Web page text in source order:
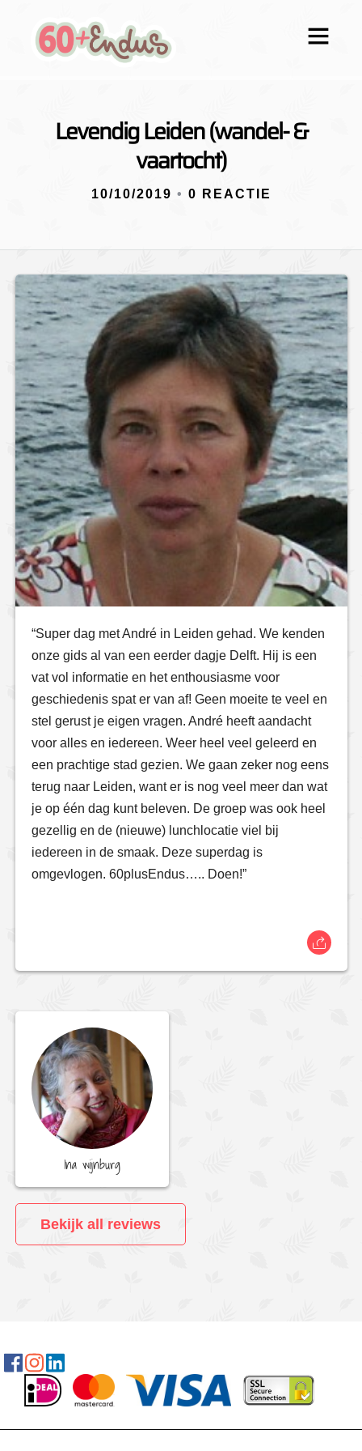
Levendig Leiden (wandel- &
vaartocht)
10/10/2019 • 0 REACTIE
“Super dag met André in Leiden gehad. We kenden
onze gids al van een eerder dagje Delft. Hij is een
vat vol informatie en het enthousiasme voor
geschiedenis spat er van af! Geen moeite te veel en
stel gerust je eigen vragen. André heeft aandacht
voor alles en iedereen. Weer heel veel geleerd en
een prachtige stad gezien. We gaan zeker nog eens
terug naar Leiden, want er is nog veel meer dan wat
je op één dag kunt beleven. De groep was ook heel
gezellig en de (nieuwe) lunchlocatie viel bij
iedereen in de smaak. Deze superdag is
omgevlogen. 60plusEndus….. Doen!”
Ina wijnburg
Bekijk all reviews